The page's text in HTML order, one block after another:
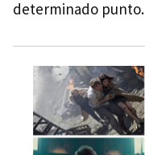
determinado punto.